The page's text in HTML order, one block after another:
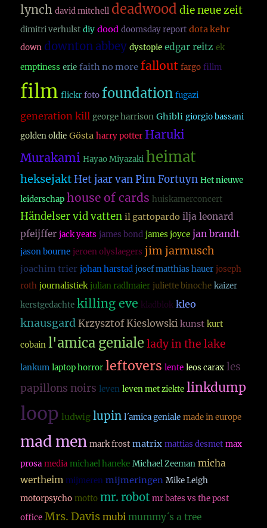
lynch david mitchell deadwood die neue zeit
dimitri verhulst diy dood doomsday report dota kehr
down downton abbey dystopie edgar reitz ek
emptiness erie faith no more fallout fargo fillm
film flickr foto foundation fugazi
generation kill george harrison Ghibli giorgio bassani
golden oldie Gösta harry potter Haruki
Murakami Hayao Miyazaki heimat
heksejakt Het jaar van Pim Fortuyn Het nieuwe
leiderschap house of cards huiskamerconcert
Händelser vid vatten il gattopardo ilja leonard
pfeijffer jack yeats james bond james joyce jan brandt
jason bourne jeroen olyslaegers jim jarmusch
joachim trier johan harstad josef matthias hauer joseph
roth journalistiek julian radlmaier juliette binoche kaizer
kerstgedachte killing eve kladblok kleo
knausgard Krzysztof Kieslowski kunst kurt
cobain l'amica geniale lady in the lake
lankum laptop horror leftovers lente leos carax les
papillons noirs leven leven met ziekte linkdump
loop ludwig lupin l´amica geniale made in europe
mad men mark frost matrix mattias desmet max
prosa media michael haneke Michael Zeeman micha
wertheim mijmeren mijmeringen Mike Leigh
motorpsycho motto mr. robot mr bates vs the post
office Mrs. Davis mubi mummy´s a tree